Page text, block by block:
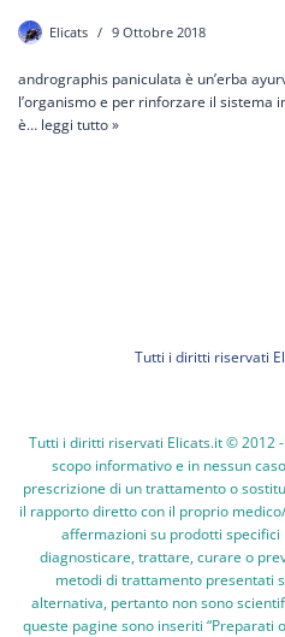
Elicats 9 Ottobre 2018
andrographis paniculata è un’erba
l’organismo e per rinforzare il sistema
è… leggi tutto »
Tutti i diritti riservati
Tutti i diritti riservati Elicats.it © 2012
scopo informativo e in nessun
prescrizione di un trattamento o
il rapporto diretto con il proprio
affermazioni su prodotti specifici
diagnosticare, trattare, curare o
metodi di trattamento presentati
alternativa, pertanto non sono
queste pagine sono inseriti “Preparati